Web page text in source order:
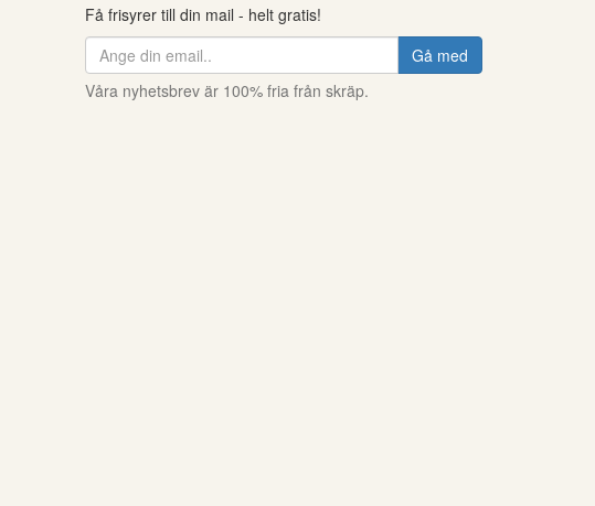
Få frisyrer till din mail - helt gratis!
Gå med
Våra nyhetsbrev är 100% fria från skräp.